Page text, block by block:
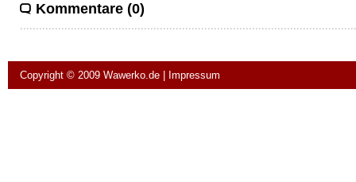
Kommentare (0)
Copyright © 2009 Wawerko.de Impressum